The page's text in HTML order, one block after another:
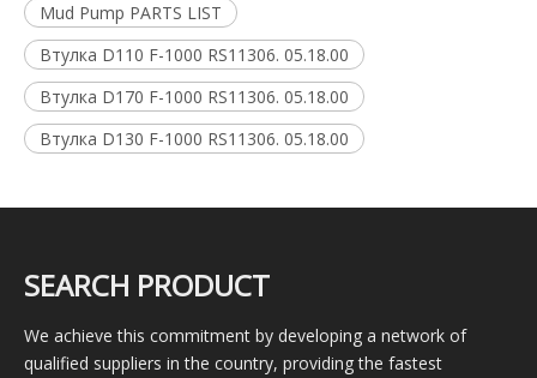
Mud Pump PARTS LIST
Втулка D110 F-1000 RS11306. 05.18.00
Втулка D170 F-1000 RS11306. 05.18.00
Втулка D130 F-1000 RS11306. 05.18.00
SEARCH PRODUCT
We achieve this commitment by developing a network of
qualified suppliers in the country, providing the fastest